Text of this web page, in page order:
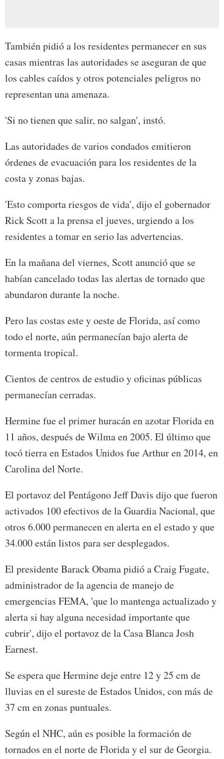
También pidió a los residentes permanecer en sus
casas mientras las autoridades se aseguran de que
los cables caídos y otros potenciales peligros no
representan una amenaza.
'Si no tienen que salir, no salgan', instó.
Las autoridades de varios condados emitieron
órdenes de evacuación para los residentes de la
costa y zonas bajas.
'Esto comporta riesgos de vida', dijo el gobernador
Rick Scott a la prensa el jueves, urgiendo a los
residentes a tomar en serio las advertencias.
En la mañana del viernes, Scott anunció que se
habían cancelado todas las alertas de tornado que
abundaron durante la noche.
Pero las costas este y oeste de Florida, así como
todo el norte, aún permanecían bajo alerta de
tormenta tropical.
Cientos de centros de estudio y oficinas públicas
permanecían cerradas.
Hermine fue el primer huracán en azotar Florida en
11 años, después de Wilma en 2005. El último que
tocó tierra en Estados Unidos fue Arthur en 2014, en
Carolina del Norte.
El portavoz del Pentágono Jeff Davis dijo que fueron
activados 100 efectivos de la Guardia Nacional, que
otros 6.000 permanecen en alerta en el estado y que
34.000 están listos para ser desplegados.
El presidente Barack Obama pidió a Craig Fugate,
administrador de la agencia de manejo de
emergencias FEMA, 'que lo mantenga actualizado y
alerta si hay alguna necesidad importante que
cubrir', dijo el portavoz de la Casa Blanca Josh
Earnest.
Se espera que Hermine deje entre 12 y 25 cm de
lluvias en el sureste de Estados Unidos, con más de
37 cm en zonas puntuales.
Según el NHC, aún es posible la formación de
tornados en el norte de Florida y el sur de Georgia.